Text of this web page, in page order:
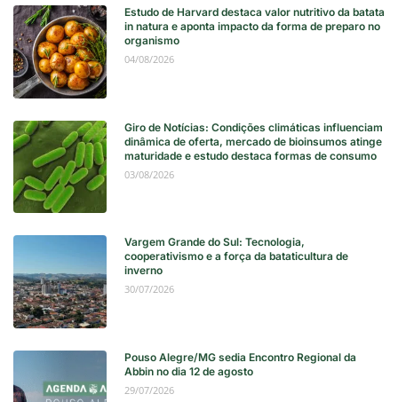
Estudo de Harvard destaca valor nutritivo da batata
in natura e aponta impacto da forma de preparo no
organismo
04/08/2026
Giro de Notícias: Condições climáticas influenciam
dinâmica de oferta, mercado de bioinsumos atinge
maturidade e estudo destaca formas de consumo
03/08/2026
Vargem Grande do Sul: Tecnologia,
cooperativismo e a força da bataticultura de
inverno
30/07/2026
Pouso Alegre/MG sedia Encontro Regional da
Abbin no dia 12 de agosto
29/07/2026